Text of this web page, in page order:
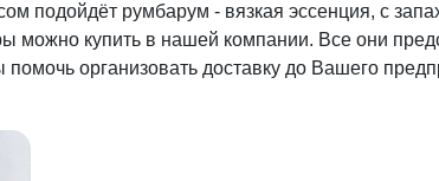
подойдёт румбарум - вязкая эссенция, с
купить в нашей компании. Все они
организовать доставку до Вашего